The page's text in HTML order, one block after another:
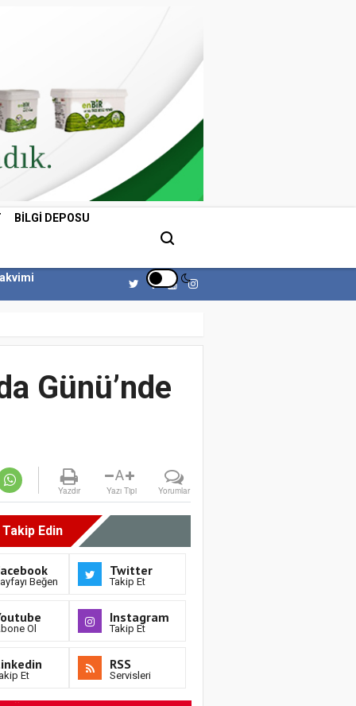
BILGI DEPOSU
Günü’nde
Yazdır
A
Yazı Tipi Yorumlar
Edin
Beğen
Twitter
Takip Et
Ol
Instagram
Takip Et
Et
RSS
Servisleri